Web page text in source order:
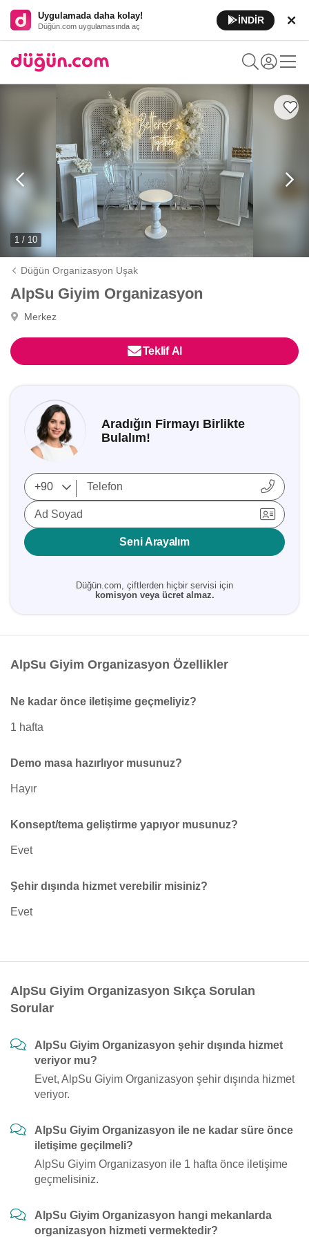
Uygulamada daha kolay!
Düğün.com uygulamasında aç
İNDİR
1 / 10
Düğün Organizasyon Uşak
AlpSu Giyim Organizasyon
Merkez
Teklif Al
Aradığın Firmayı Birlikte
Bulalım!
Ad Soyad
Seni Arayalım
Düğün.com, çiftlerden hiçbir servisi için
komisyon veya ücret almaz.
AlpSu Giyim Organizasyon Özellikler
Ne kadar önce iletişime geçmeliyiz?
1 hafta
Demo masa hazırlıyor musunuz?
Hayır
Konsept/tema geliştirme yapıyor musunuz?
Evet
Şehir dışında hizmet verebilir misiniz?
Evet
AlpSu Giyim Organizasyon Sıkça Sorulan
Sorular
AlpSu Giyim Organizasyon şehir dışında hizmet
veriyor mu?
Evet, AlpSu Giyim Organizasyon şehir dışında hizmet
veriyor.
AlpSu Giyim Organizasyon ile ne kadar süre önce
iletişime geçilmeli?
AlpSu Giyim Organizasyon ile 1 hafta önce iletişime
geçmelisiniz.
AlpSu Giyim Organizasyon hangi mekanlarda
organizasyon hizmeti vermektedir?